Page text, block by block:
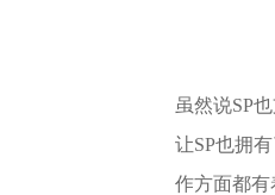
虽然说SP
让SP也拥
作方面都